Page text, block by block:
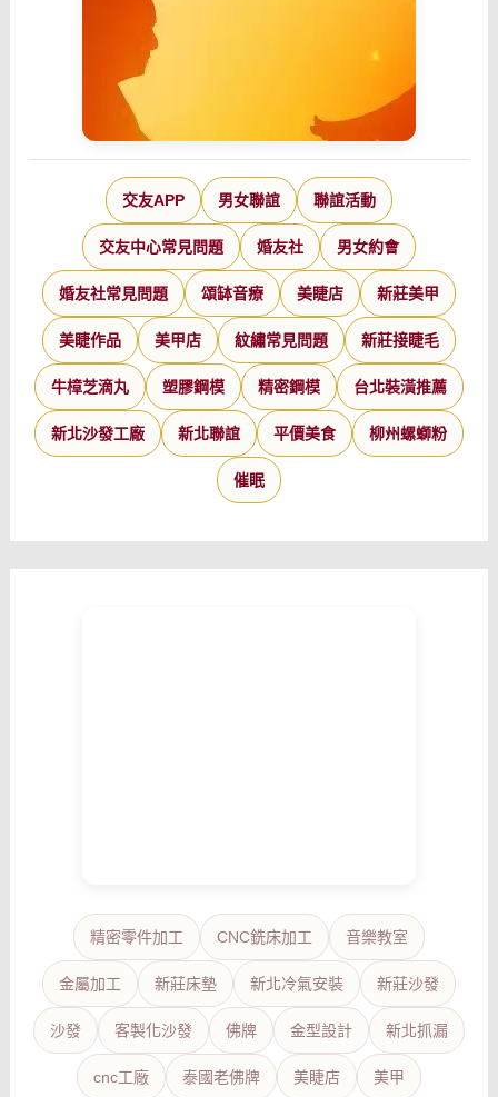
交友APP 男女聯誼 聯誼活動
交友中心常見問題 婚友社 男女約會
婚友社常見問題 頌缽音療 美睫店 新莊美甲
美睫作品 美甲店 紋繡常見問題 新莊接睫毛
牛樟芝滴丸 塑膠鋼模 精密鋼模 台北裝潢推薦
新北沙發工廠 新北聯誼 平價美食 柳州螺螄粉
催眠
精密零件加工 CNC銑床加工 音樂教室
金屬加工 新莊床墊 新北冷氣安裝 新莊沙發
沙發 客製化沙發 佛牌 金型設計 新北抓漏
cnc工廠 泰國老佛牌 美睫店 美甲